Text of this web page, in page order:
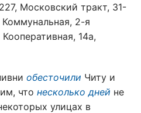
Московский тракт, 31-
2-я
14а,
обесточили Читу и
что несколько дней не
улицах в